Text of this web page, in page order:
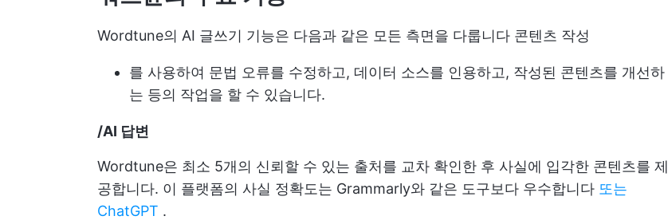
Wordtune의 AI 글쓰기 기능은 다음과 같은 모든 측면을 다룹니다 콘텐츠 작성
를 사용하여 문법 오류를 수정하고, 데이터 소스를 인용하고, 작성된 콘텐츠를 개선하
는 등의 작업을 할 수 있습니다.
/AI 답변
Wordtune은 최소 5개의 신뢰할 수 있는 출처를 교차 확인한 후 사실에 입각한 콘텐츠를 제
공합니다. 이 플랫폼의 사실 정확도는 Grammarly와 같은 도구보다 우수합니다 또는
ChatGPT .